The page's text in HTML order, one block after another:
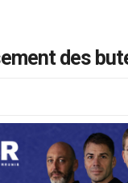
des